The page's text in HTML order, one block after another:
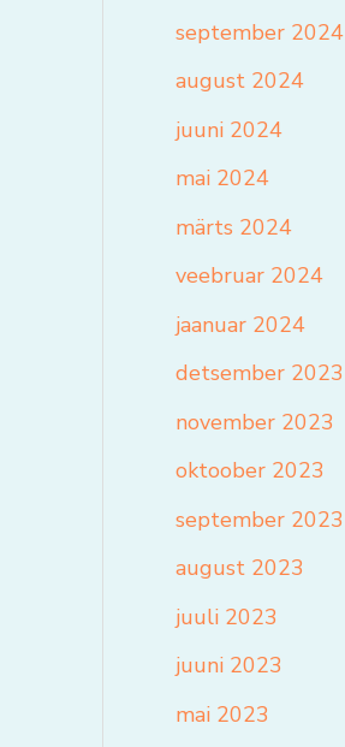
september 2024
august 2024
juuni 2024
mai 2024
märts 2024
veebruar 2024
jaanuar 2024
detsember 2023
november 2023
oktoober 2023
september 2023
august 2023
juuli 2023
juuni 2023
mai 2023